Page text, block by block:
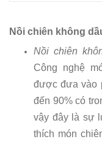
Nồi chiên không
Nồi chiên
Công nghệ
được đưa vào
đến 90% có
vậy đây là sự
thích món